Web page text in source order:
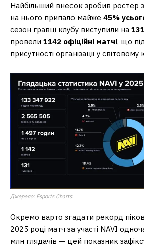
Найбільший внесок зробив ростер з
на нього припало майже 45%
сезон гравці клубу виступили на
провели 1142 офіційні матчі, що
присутності організації у світовому
Джерело: Esports Charts
Окремо варто згадати рекорд
2025 році матч за участі NAVI
млн глядачів — цей показник